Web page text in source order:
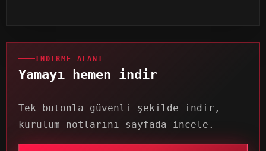
İNDIRME ALANI
Yamayı hemen indir
Tek butonla güvenli şekilde indir,
kurulum notlarını sayfada incele.